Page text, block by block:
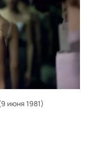
июня 1981)